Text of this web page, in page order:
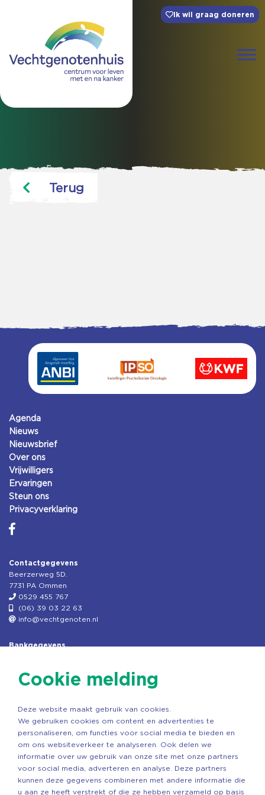
Ik wil graag doneren
Terug
Agenda
Nieuws
Nieuwsbrief
Over ons
Vrijwilligers
Ervaringen
Steun ons
Privacyverklaring
Contactgegevens
Beerzerweg 5D.
7731 PA Ommen
0529 455 767
(06) 39 03 22 63
info@vechtgenoten.nl
Bankgegevens
Rek.nr: NL85RABO0127579230
Copyright ©2026 Vechtgenoten
Cookie melding
Deze website maakt gebruik van cookies.
We gebruiken cookies om content en advertenties te
personaliseren, om functies voor social media te bieden en
om ons websiteverkeer te analyseren. Ook delen we
informatie over uw gebruik van onze site met onze partners
voor social media, adverteren en analyse. Deze partners
kunnen deze gegevens combineren met andere informatie die
u aan ze heeft verstrekt of die ze hebben verzameld op basis